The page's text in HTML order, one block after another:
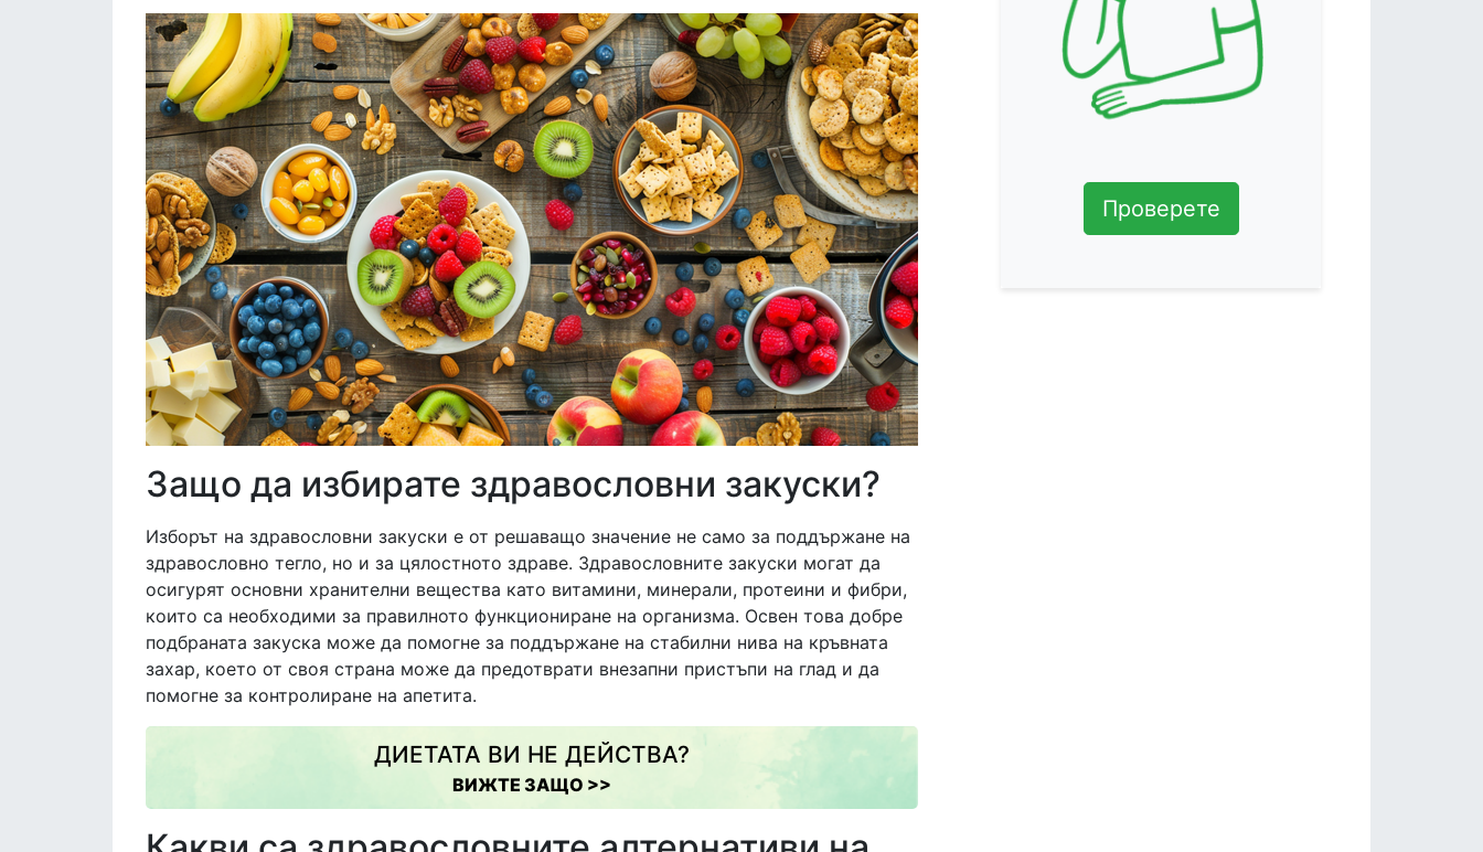
Защо да избирате здравословни закуски?
Изборът на здравословни закуски е от решаващо значение не само за поддържане на
здравословно тегло, но и за цялостното здраве. Здравословните закуски могат да
осигурят основни хранителни вещества като витамини, минерали, протеини и фибри,
които са необходими за правилното функциониране на организма. Освен това добре
подбраната закуска може да помогне за поддържане на стабилни нива на кръвната
захар, което от своя страна може да предотврати внезапни пристъпи на глад и да
помогне за контролиране на апетита.
ДИЕТАТА ВИ НЕ ДЕЙСТВА?
ВИЖТЕ ЗАЩО >>
Проверете